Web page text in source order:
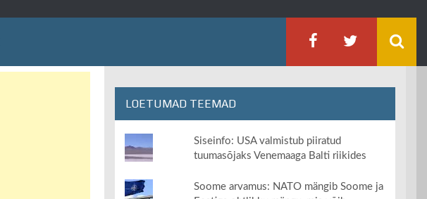
LOETUMAD TEEMAD
Siseinfo: USA valmistub piiratud
tuumasõjaks Venemaaga Balti riikides
Soome arvamus: NATO mängib Soome ja